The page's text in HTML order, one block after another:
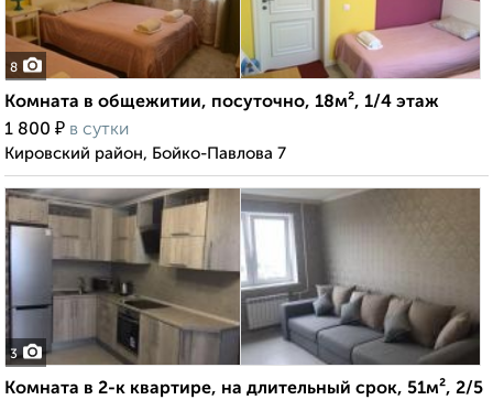
8
Комната в общежитии, посуточно, 18м², 1/4 этаж
1 800 ₽ в сутки
Кировский район, Бойко-Павлова 7
3
Комната в 2-к квартире, на длительный срок, 51м², 2/5